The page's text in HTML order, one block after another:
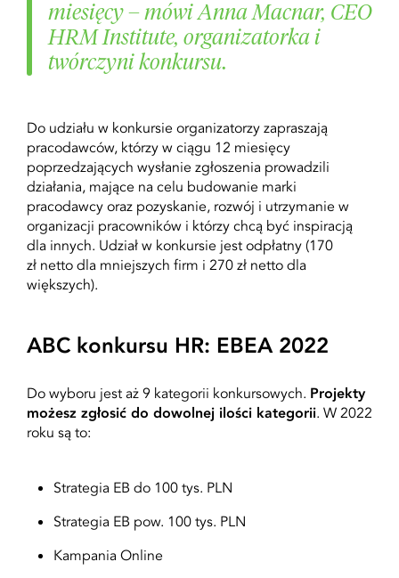
miesięcy – mówi Anna Macnar, CEO
HRM Institute, organizatorka i
twórczyni konkursu.
Do udziału w konkursie organizatorzy zapraszają
pracodawców, którzy w ciągu 12 miesięcy
poprzedzających wysłanie zgłoszenia prowadzili
działania, mające na celu budowanie marki
pracodawcy oraz pozyskanie, rozwój i utrzymanie w
organizacji pracowników i którzy chcą być inspiracją
dla innych. Udział w konkursie jest odpłatny (170
zł netto dla mniejszych firm i 270 zł netto dla
większych).
ABC konkursu HR: EBEA 2022
Do wyboru jest aż 9 kategorii konkursowych. Projekty
możesz zgłosić do dowolnej ilości kategorii. W 2022
roku są to:
Strategia EB do 100 tys. PLN
Strategia EB pow. 100 tys. PLN
Kampania Online